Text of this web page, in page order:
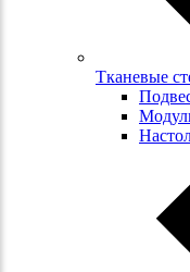
Тканевые